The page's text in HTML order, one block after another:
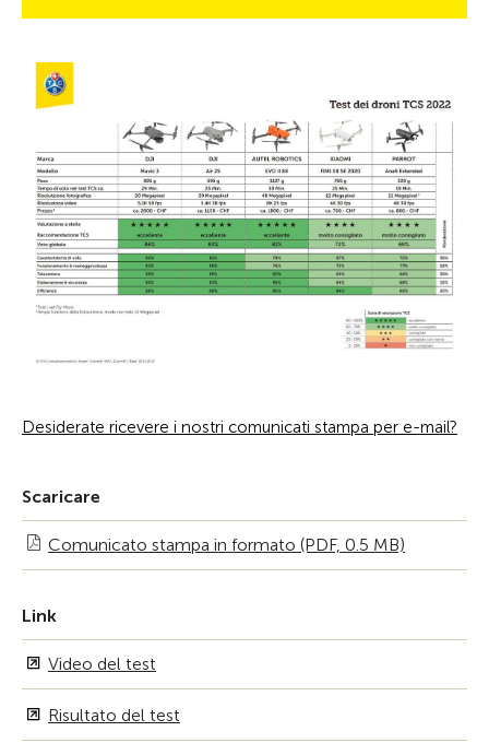
Desiderate ricevere i nostri comunicati stampa per e-mail?
Scaricare
Comunicato stampa in formato (PDF, 0.5 MB)
Link
Video del test
Risultato del test